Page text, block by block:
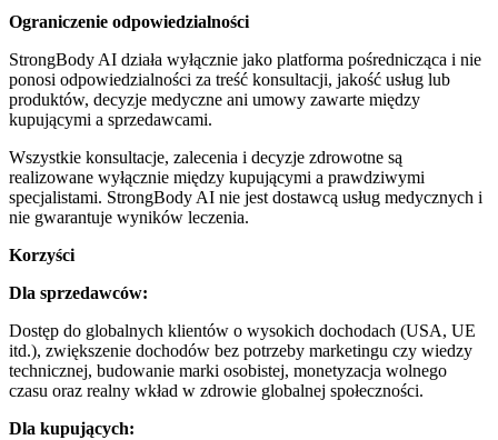
Ograniczenie odpowiedzialności
StrongBody AI działa wyłącznie jako platforma pośrednicząca i nie
ponosi odpowiedzialności za treść konsultacji, jakość usług lub
produktów, decyzje medyczne ani umowy zawarte między
kupującymi a sprzedawcami.
Wszystkie konsultacje, zalecenia i decyzje zdrowotne są
realizowane wyłącznie między kupującymi a prawdziwymi
specjalistami. StrongBody AI nie jest dostawcą usług medycznych i
nie gwarantuje wyników leczenia.
Korzyści
Dla sprzedawców:
Dostęp do globalnych klientów o wysokich dochodach (USA, UE
itd.), zwiększenie dochodów bez potrzeby marketingu czy wiedzy
technicznej, budowanie marki osobistej, monetyzacja wolnego
czasu oraz realny wkład w zdrowie globalnej społeczności.
Dla kupujących: